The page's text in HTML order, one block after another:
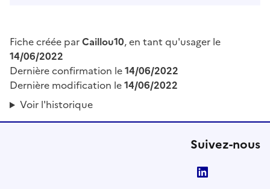
Fiche créée parCaillou10, en tant qu'usager le
14/06/2022
Dernière confirmation le14/06/2022
Dernière modification le14/06/2022
Voir l'historique
Suivez-nous